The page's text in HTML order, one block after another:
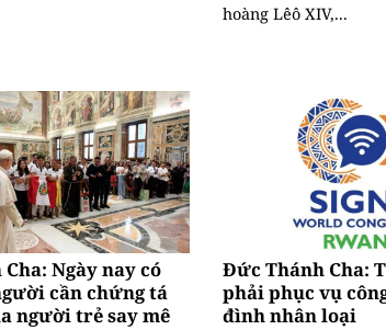
hoàng Lêô XIV,...
Ngày nay có
cần chứng tá
người trẻ say mê
Đức Thánh Cha:
phải phục vụ
đình nhân loại